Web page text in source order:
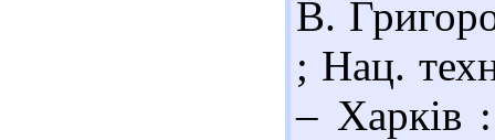
В.
; Нац.
–